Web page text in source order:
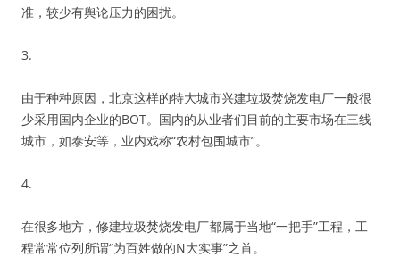
准，较少有舆论压力的困扰。
3.
由于种种原因，北京这样的特大城市兴建垃圾焚烧发电厂一般很
少采用国内企业的BOT。国内的从业者们目前的主要市场在三线
城市，如泰安等，业内戏称“农村包围城市”。
4.
在很多地方，修建垃圾焚烧发电厂都属于当地“一把手”工程，工
程常常位列所谓“为百姓做的N大实事”之首。